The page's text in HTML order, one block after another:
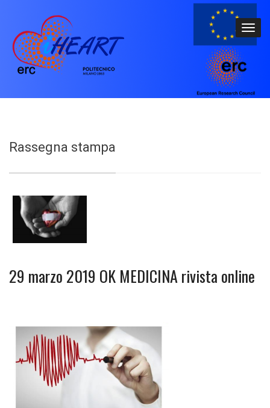
Rassegna stampa
29 marzo 2019 OK MEDICINA rivista online